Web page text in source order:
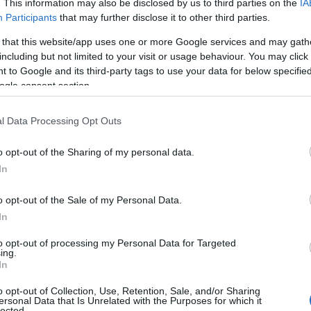
This information may also be disclosed by us to third parties on the
Participants that may further disclose it to other third parties.
that this website/app uses one or more Google services and may
but not limited to your visit or usage behaviour. You may
to Google and its third-party tags to use your data for below
consent section.
Data Processing Opt Outs
opt-out of the Sharing of my personal data.
opt-out of the Sale of my Personal Data.
opt-out of processing my Personal Data for Targeted
opt-out of Collection, Use, Retention, Sale, and/or Sharing
Data that Is Unrelated with the Purposes for which it
av en svensk tenåring for andre år på
Aukland som utfordrer den tidligere
5-kilometer med konkurranseklasser. På den
Hans Christer Holund påmeldt. Etter at han
i april 2023, har Holund satset hardt på
også i konkurranse med rendyrkede løpere.
5-kilometer med konkurranseklasser. På den